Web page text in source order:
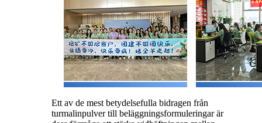
Ett av de mest betydelsefulla bidragen från
turmalinpulver till beläggningsformuleringar är